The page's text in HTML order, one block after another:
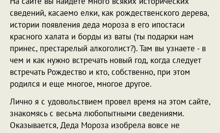
сведений, касаемо елки, как рождественского дерева,
истории появления деда мороза в его ипостаси
красного халата и борды из ваты (ты подарки нам
принес, престарелый алкоголист?). Там вы узнаете - в
чем и как нужно встречать новый год, когда следует
встречать Рождество и кто, собственно, при этом
родился и еще многое, многое другое.
Лично я с удовольствием провел время на этом сайте,
знакомясь с весьма любопытными сведениями.
Оказывается, Деда Мороза изобрела вовсе не